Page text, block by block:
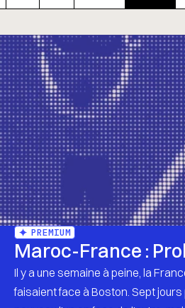
PREMIUM
Maroc-France :
Il y a une semaine à peine, la
faisaient face à Boston. Sept